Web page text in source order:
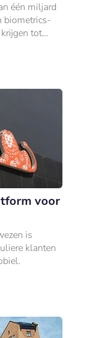
één miljard
biometrics-
tot
voor
is
klanten